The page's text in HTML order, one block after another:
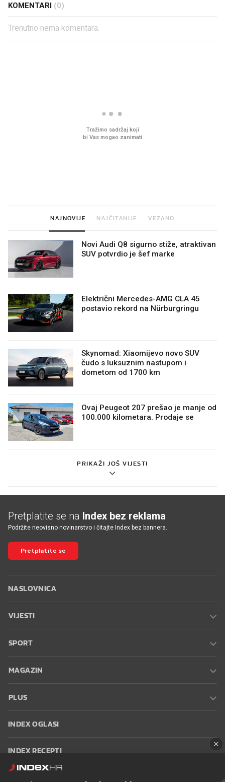
KOMENTARI (0)
Trenutno nema komentara.
NAJNOVIJE NAJČITANIJE VEZANO
Novi Audi Q8 sigurno stiže, atraktivan
SUV potvrdio je šef marke
Električni Mercedes-AMG CLA 45
postavio rekord na Nürburgringu
Skynomad: Xiaomijevo novo SUV
čudo s luksuznim nastupom i
dometom od 1700 km
Ovaj Peugeot 207 prešao je manje od
100.000 kilometara. Prodaje se
PRIKAŽI JOŠ VIJESTI
Pretplatite se na Index bez reklama
Podržite neovisno novinarstvo i čitajte Index bez bannera.
Pretplatite se
NASLOVNICA
VIJESTI
SPORT
MAGAZIN
PLUS
INDEX OGLASI
INDEX RECEPTI